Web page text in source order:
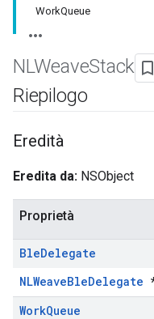
WorkQueue
NLWeaveStack
Riepilogo
Eredità
Eredita da: NSObject
Proprietà
BleDelegate
NLWeaveBleDelegate
WorkQueue